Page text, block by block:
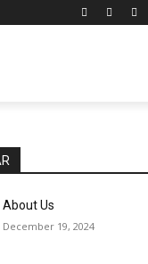
About Us
December 19, 2024